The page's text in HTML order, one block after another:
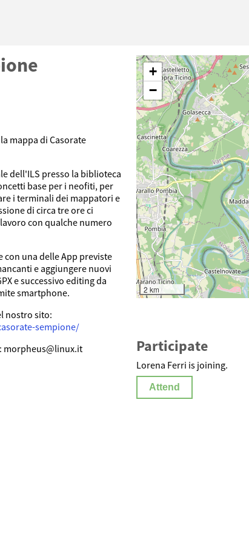
mappa di Casorate
dell'ILS presso la biblioteca
base per i neofiti, per
i terminali dei mappatori e
di circa tre ore ci
con qualche numero
una delle App previste
e aggiungere nuovi
e successivo editing da
smartphone.
nostro sito:
sempione/
morpheus@linux.it
+
−
2 km
Participate
Lorena Ferri is joining.
Attend